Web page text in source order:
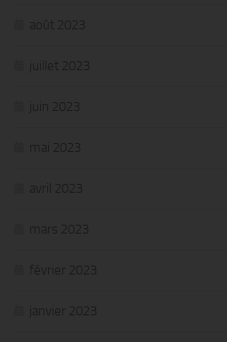
août 2023
juillet 2023
juin 2023
mai 2023
avril 2023
mars 2023
février 2023
janvier 2023